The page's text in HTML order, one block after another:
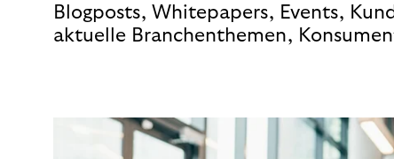
Blogposts, Whitepapers, Events,
aktuelle Branchenthemen,